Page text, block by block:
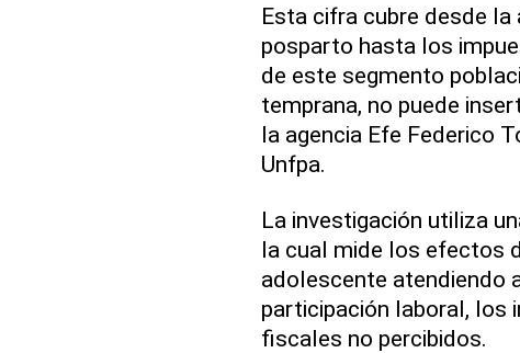
Esta cifra cubre desde
posparto hasta los
de este segmento
temprana, no puede
la agencia Efe Federico
Unfpa.
La investigación utiliza
la cual mide los efectos
adolescente atendiendo
participación laboral, los
fiscales no percibidos.